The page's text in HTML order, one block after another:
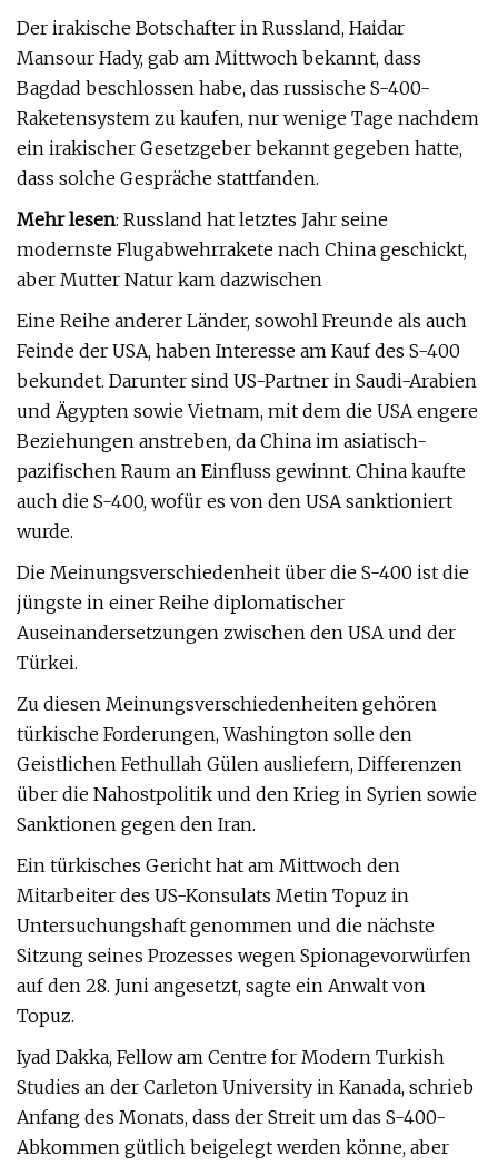
Der irakische Botschafter in Russland, Haidar
Mansour Hady, gab am Mittwoch bekannt, dass
Bagdad beschlossen habe, das russische S-400-
Raketensystem zu kaufen, nur wenige Tage nachdem
ein irakischer Gesetzgeber bekannt gegeben hatte,
dass solche Gespräche stattfanden.
Mehr lesen: Russland hat letztes Jahr seine
modernste Flugabwehrrakete nach China geschickt,
aber Mutter Natur kam dazwischen
Eine Reihe anderer Länder, sowohl Freunde als auch
Feinde der USA, haben Interesse am Kauf des S-400
bekundet. Darunter sind US-Partner in Saudi-Arabien
und Ägypten sowie Vietnam, mit dem die USA engere
Beziehungen anstreben, da China im asiatisch-
pazifischen Raum an Einfluss gewinnt. China kaufte
auch die S-400, wofür es von den USA sanktioniert
wurde.
Die Meinungsverschiedenheit über die S-400 ist die
jüngste in einer Reihe diplomatischer
Auseinandersetzungen zwischen den USA und der
Türkei.
Zu diesen Meinungsverschiedenheiten gehören
türkische Forderungen, Washington solle den
Geistlichen Fethullah Gülen ausliefern, Differenzen
über die Nahostpolitik und den Krieg in Syrien sowie
Sanktionen gegen den Iran.
Ein türkisches Gericht hat am Mittwoch den
Mitarbeiter des US-Konsulats Metin Topuz in
Untersuchungshaft genommen und die nächste
Sitzung seines Prozesses wegen Spionagevorwürfen
auf den 28. Juni angesetzt, sagte ein Anwalt von
Topuz.
Iyad Dakka, Fellow am Centre for Modern Turkish
Studies an der Carleton University in Kanada, schrieb
Anfang des Monats, dass der Streit um das S-400-
Abkommen gütlich beigelegt werden könne, aber